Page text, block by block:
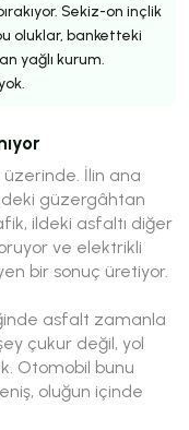
Sekiz-on inçlik
oluklar, banketteki
yağlı kurum.
üzerinde. İlin ana
güzergâhtan
ildeki asfaltı diğer
ve elektrikli
bir sonuç üretiyor.
asfalt zamanla
çukur değil, yol
Otomobil bunu
oluğun içinde